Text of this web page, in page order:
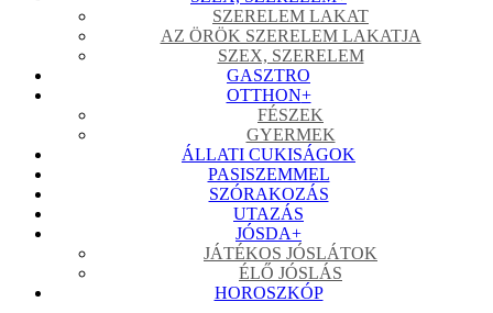
SZERELEM LAKAT
AZ ÖRÖK SZERELEM LAKATJA
SZEX, SZERELEM
GASZTRO
OTTHON+
FÉSZEK
GYERMEK
ÁLLATI CUKISÁGOK
PASISZEMMEL
SZÓRAKOZÁS
UTAZÁS
JÓSDA+
JÁTÉKOS JÓSLÁTOK
ÉLŐ JÓSLÁS
HOROSZKÓP